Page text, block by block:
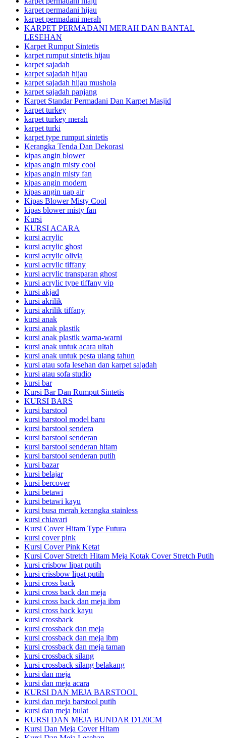
karpet permadani hijau
karpet permadani merah
KARPET PERMADANI MERAH DAN BANTAL
LESEHAN
Karpet Rumput Sintetis
karpet rumput sintetis hijau
karpet sajadah
karpet sajadah hijau
karpet sajadah hijau mushola
karpet sajadah panjang
Karpet Standar Permadani Dan Karpet Masjid
karpet turkey
karpet turkey merah
karpet turki
karpet type rumput sintetis
Kerangka Tenda Dan Dekorasi
kipas angin blower
kipas angin misty cool
kipas angin misty fan
kipas angin modern
kipas angin uap air
Kipas Blower Misty Cool
kipas blower misty fan
Kursi
KURSI ACARA
kursi acrylic
kursi acrylic ghost
kursi acrylic olivia
kursi acrylic tiffany
kursi acrylic transparan ghost
kursi acrylic type tiffany vip
kursi akjad
kursi akrilik
kursi akrilik tiffany
kursi anak
kursi anak plastik
kursi anak plastik warna-warni
kursi anak untuk acara ultah
kursi anak untuk pesta ulang tahun
kursi atau sofa lesehan dan karpet sajadah
kursi atau sofa studio
kursi bar
Kursi Bar Dan Rumput Sintetis
KURSI BARS
kursi barstool
kursi barstool model baru
kursi barstool sendera
kursi barstool senderan
kursi barstool senderan hitam
kursi barstool senderan putih
kursi bazar
kursi belajar
kursi bercover
kursi betawi
kursi betawi kayu
kursi busa merah kerangka stainless
kursi chiavari
Kursi Cover Hitam Type Futura
kursi cover pink
Kursi Cover Pink Ketat
Kursi Cover Stretch Hitam Meja Kotak Cover Stretch Putih
kursi crisbow lipat putih
kursi crissbow lipat putih
kursi cross back
kursi cross back dan meja
kursi cross back dan meja ibm
kursi cross back kayu
kursi crossback
kursi crossback dan meja
kursi crossback dan meja ibm
kursi crossback dan meja taman
kursi crossback silang
kursi crossback silang belakang
kursi dan meja
kursi dan meja acara
KURSI DAN MEJA BARSTOOL
kursi dan meja barstool putih
kursi dan meja bulat
KURSI DAN MEJA BUNDAR D120CM
Kursi Dan Meja Cover Hitam